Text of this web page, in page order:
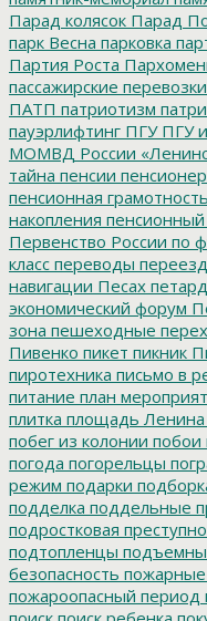
Парад колясок Парад
парк Весна парковка
Партия Роста
пассажирские перевозки
ПАТП патриотизм
пауэрлифтинг ПГУПГУ
МОМВД России
тайна пенсии пенсионер
пенсионная грамотность
накопления пенсионный
Первенство России по
класс переводы переезд
навигации Песах
экономический форум
зона пешеходные
Пивенко пикет пикник
пиротехника письмо в
питание план
плитка площадь Ленина
побег из колонии побои
погода погорельцы
режим подарки
подделка поддельные
подростковая
подтопленцы
безопасность пожарные
пожароопасный период